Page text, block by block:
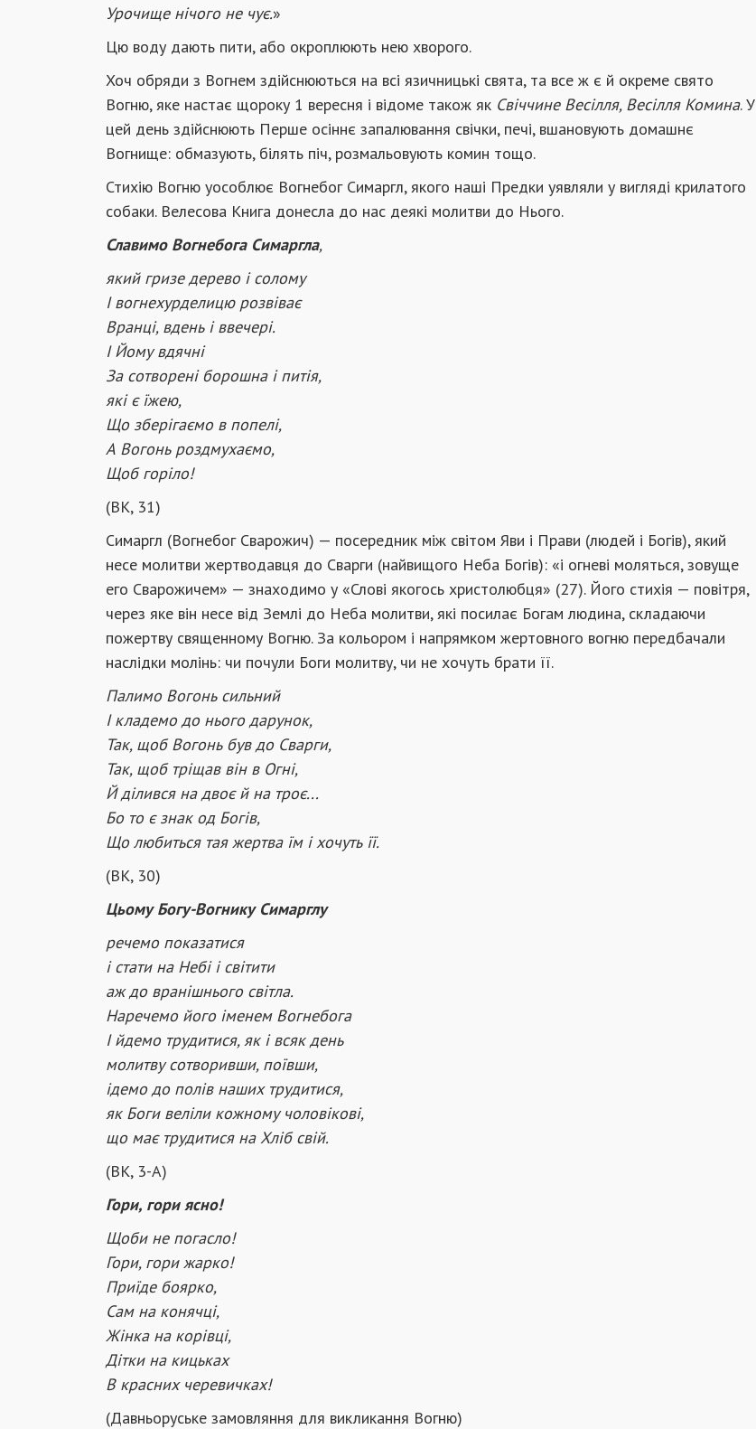
Урочище нічого не чує.»
Цю воду дають пити, або окроплюють нею хворого.
Хоч обряди з Вогнем здійснюються на всі язичницькі свята, та все ж є й окреме свято
Вогню, яке настає щороку 1 вересня і відоме також як Свіччине Весілля, Весілля Комина. У
цей день здійснюють Перше осіннє запалювання свічки, печі, вшановують домашнє
Вогнище: обмазують, білять піч, розмальовують комин тощо.
Стихію Вогню уособлює Вогнебог Симаргл, якого наші Предки уявляли у вигляді крилатого
собаки. Велесова Книга донесла до нас деякі молитви до Нього.
Славимо Вогнебога Симаргла,
який гризе дерево і солому
І вогнехурделицю розвіває
Вранці, вдень і ввечері.
І Йому вдячні
За сотворені борошна і питія,
які є їжею,
Що зберігаємо в попелі,
А Вогонь роздмухаємо,
Щоб горіло!
(ВК, 31)
Симаргл (Вогнебог Сварожич) — посередник між світом Яви і Прави (людей і Богів), який
несе молитви жертводавця до Сварги (найвищого Неба Богів): «і огневі моляться, зовуще
его Сварожичем» — знаходимо у «Слові якогось христолюбця» (27). Його стихія — повітря,
через яке він несе від Землі до Неба молитви, які посилає Богам людина, складаючи
пожертву священному Вогню. За кольором і напрямком жертовного вогню передбачали
наслідки молінь: чи почули Боги молитву, чи не хочуть брати її.
Палимо Вогонь сильний
І кладемо до нього дарунок,
Так, щоб Вогонь був до Сварги,
Так, щоб тріщав він в Огні,
Й ділився на двоє й на троє...
Бо то є знак од Богів,
Що любиться тая жертва їм і хочуть її.
(ВК, 30)
Цьому Богу-Вогнику Симарглу
речемо показатися
і стати на Небі і світити
аж до вранішнього світла.
Наречемо його іменем Вогнебога
І йдемо трудитися, як і всяк день
молитву сотворивши, поївши,
ідемо до полів наших трудитися,
як Боги веліли кожному чоловікові,
що має трудитися на Хліб свій.
(ВК, 3-А)
Гори, гори ясно!
Щоби не погасло!
Гори, гори жарко!
Приїде боярко,
Сам на конячці,
Жінка на корівці,
Дітки на кицьках
В красних черевичках!
(Давньоруське замовляння для викликання Вогню)